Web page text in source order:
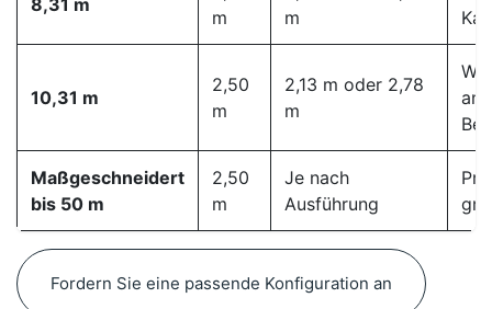
m
m
10,31 m
2,50
m
2,13 m oder 2,78
m
Maßgeschneidert
bis 50 m
2,50
m
Je nach
Ausführung
Fordern Sie eine passende Konfiguration an